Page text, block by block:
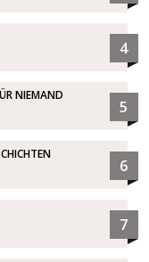
4
NIEMAND
5
6
7